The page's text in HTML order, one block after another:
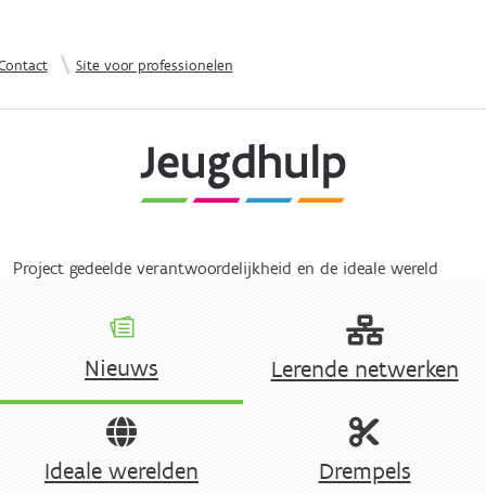
| Site voor professionelen
Project gedeelde verantwoordelijkheid en de ideale wereld
Nieuws Lerende netwerken
Ideale werelden Drempels